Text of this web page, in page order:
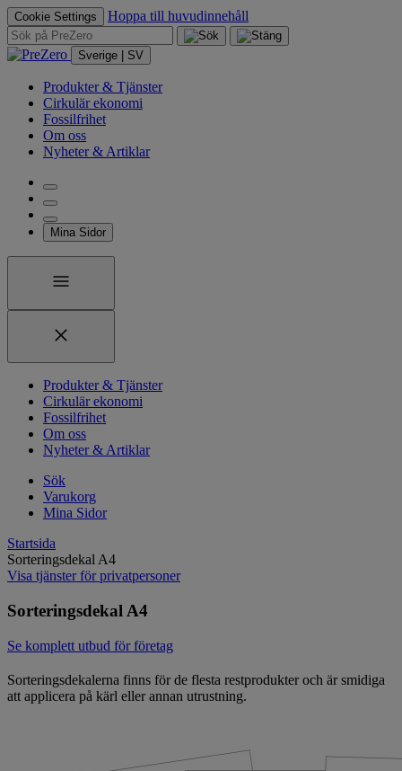
Cookie Settings Hoppa till huvudinnehåll
Sverige | SV
Produkter & Tjänster
Cirkulär ekonomi
Fossilfrihet
Om oss
Nyheter & Artiklar
Mina Sidor
Produkter & Tjänster
Cirkulär ekonomi
Fossilfrihet
Om oss
Nyheter & Artiklar
Sök
Varukorg
Mina Sidor
Startsida
Sorteringsdekal A4
Visa tjänster för privatpersoner
Sorteringsdekal A4
Se komplett utbud för företag
Sorteringsdekalerna finns för de flesta restprodukter och är smidiga
att applicera på kärl eller annan utrustning.